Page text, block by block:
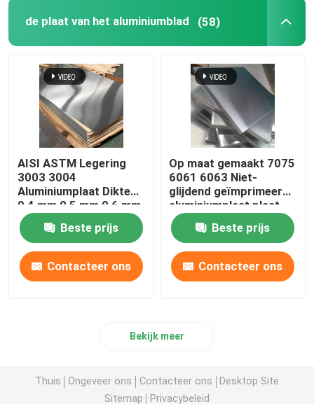
de plaat van het aluminiumblad (58)
AISI ASTM Legering
3003 3004
Aluminiumplaat Dikte
0,4 mm 0,5 mm 0,6 mm
Beste prijs
Contacteer ons
Op maat gemaakt 7075
6061 6063 Niet-
glijdend geïmprimeerd
aluminiumplaat plaat
legeringsmetaal
Beste prijs
Contacteer ons
Bekijk meer
Thuis Ongeveer ons Contacteer ons
Desktop Site
Sitemap
Privacybeleid